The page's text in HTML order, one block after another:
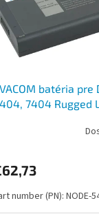
batéria
7404 Rugged
number (PN): NODE-